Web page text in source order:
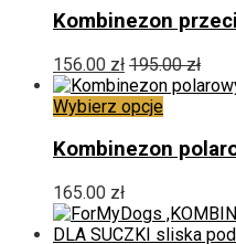
ma
wiele
wariantów.
Opcje
można
wybrać
na
stronie
Kombinezon
156.00 zł 195.00zł
Wybierz opcjeTen
ma
Opcje
można
Kombinezon
165.00 zł